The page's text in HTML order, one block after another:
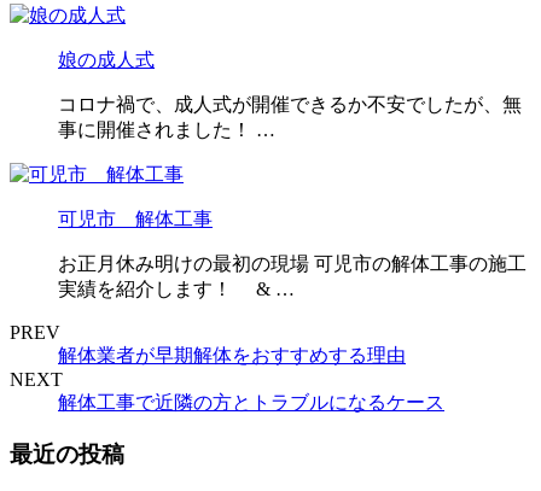
娘の成人式
コロナ禍で、成人式が開催できるか不安でしたが、無
事に開催されました！ …
可児市 解体工事
お正月休み明けの最初の現場 可児市の解体工事の施工
実績を紹介します！ & …
PREV
解体業者が早期解体をおすすめする理由
NEXT
解体工事で近隣の方とトラブルになるケース
最近の投稿